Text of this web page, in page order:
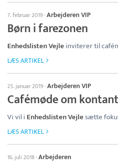
7. februar 2019·Arbejderen VIP
Børn i farezonen
Enhedslisten Vejleinviterer til
LÆS ARTIKEL
25. januar 2019·Arbejderen VIP
Cafémøde om
Vi vil i Enhedslisten Vejlesætte
LÆS ARTIKEL
16. juli 2018·Arbejderen